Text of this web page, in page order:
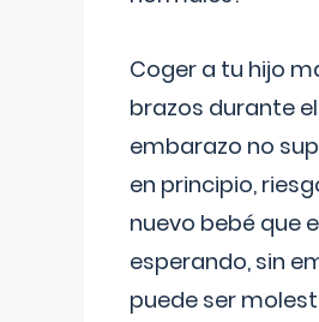
Coger a tu hijo
brazos durante el
embarazo no
en principio,
nuevo bebé que
esperando, sin
puede ser